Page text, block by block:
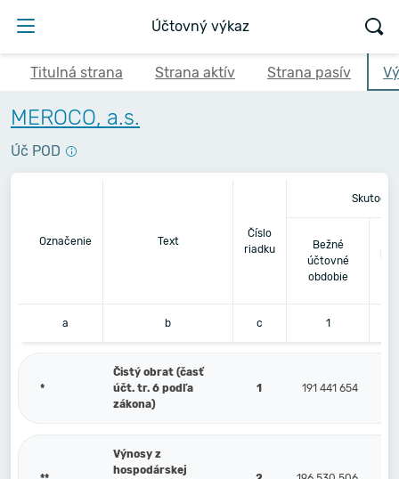
Účtovný výkaz
Titulná strana Strana aktív Strana pasív
MEROCO, a.s.
Úč POD
Označenie Text
Číslo
riadku
Bežné
účtovné
obdobie
a b c 1
*
Čistý obrat (časť
účt. tr. 6 podľa
zákona)
1 191 441 654
Výnosy z
hospodárskej